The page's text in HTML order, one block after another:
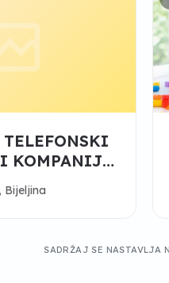
KOMPANIJI
Bijeljina
SADRŽAJ SE NASTAVLJA